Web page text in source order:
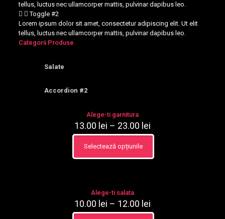
tellus, luctus nec ullamcorper mattis, pulvinar dapibus leo.
Toggle #2
Lorem ipsum dolor sit amet, consectetur adipiscing elit. Ut elit
tellus, luctus nec ullamcorper mattis, pulvinar dapibus leo.
Categorii Produse
Salate
Accordion #2
Alege-ti garnitura
13.00 lei – 23.00 lei
de
13.00 lei
Selectează opțiunile
produs
variații.
Opțiunile
Alege-ti salata
10.00 lei – 12.00 lei
de